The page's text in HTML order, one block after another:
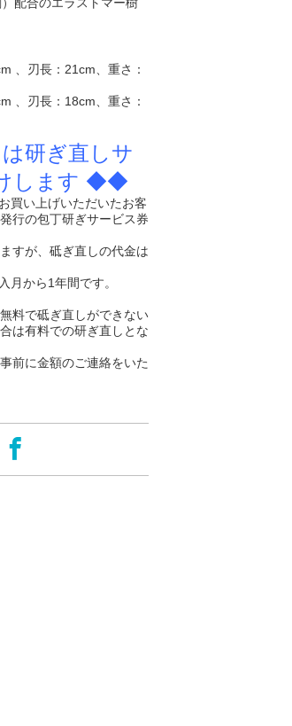
、刃長：21cm、重さ：
、刃長：18cm、重さ：
研ぎ直しサ
します ◆◆
買い上げいただいたお客
行の包丁研ぎサービス券
すが、砥ぎ直しの代金は
月から1年間です。
料で砥ぎ直しができない
は有料での研ぎ直しとな
前に金額のご連絡をいた